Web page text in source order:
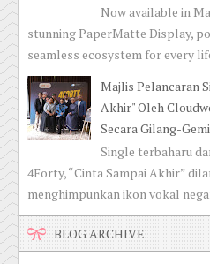
Now available in
stunning PaperMatte Display,
seamless ecosystem for every
Majlis Pelancaran
Akhir" Oleh
Secara Gilang-
Single terbaharu
4Forty, “Cinta Sampai Akhir”
menghimpunkan ikon vokal
BLOG ARCHIVE